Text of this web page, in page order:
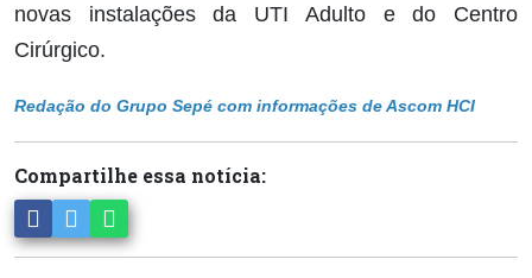
novas instalações da UTI Adulto e do Centro
Cirúrgico.
Redação do Grupo Sepé com informações de Ascom HCI
Compartilhe essa notícia: